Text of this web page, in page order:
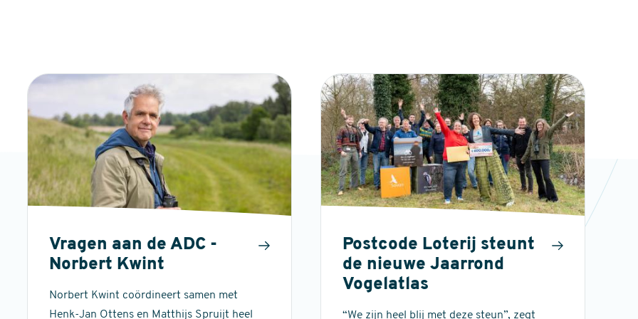
Vragen aan de ADC -
Norbert Kwint
Norbert Kwint coördineert samen met
Henk-Jan Ottens en Matthijs Spruijt heel
Postcode Loterij steunt
de nieuwe Jaarrond
Vogelatlas
“We zijn heel blij met deze steun”, zegt